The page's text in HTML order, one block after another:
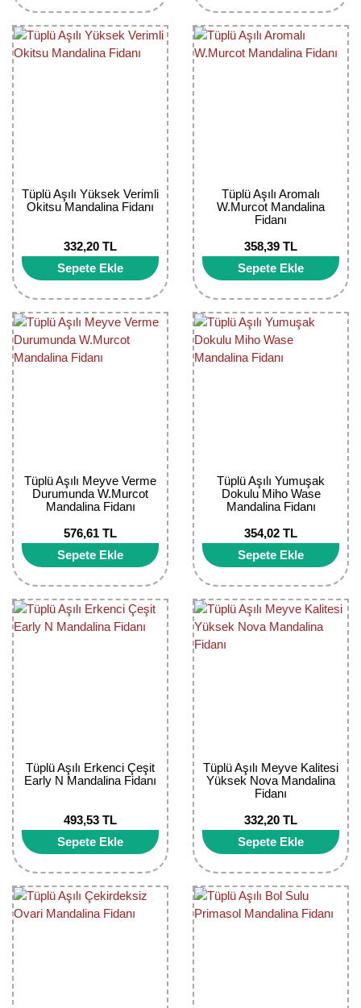
Tüplü Aşılı Yüksek Verimli
Okitsu Mandalina Fidanı
332,20 TL
Sepete Ekle
Tüplü Aşılı Aromalı
W.Murcot Mandalina
Fidanı
358,39 TL
Sepete Ekle
Tüplü Aşılı Meyve Verme
Durumunda W.Murcot
Mandalina Fidanı
576,61 TL
Sepete Ekle
Tüplü Aşılı Yumuşak
Dokulu Miho Wase
Mandalina Fidanı
354,02 TL
Sepete Ekle
Tüplü Aşılı Erkenci Çeşit
Early N Mandalina Fidanı
493,53 TL
Sepete Ekle
Tüplü Aşılı Meyve Kalitesi
Yüksek Nova Mandalina
Fidanı
332,20 TL
Sepete Ekle
Bektaşi Üzümü Fidanı
Böğürtlen Fidanı
Erik Fidanı
Fidan Anaçları ve Aşı Kalemleri
Fındık Fidanı
Frenk Üzümü Fidanı
Girebolu Fidanı
Kapari Gebre Otu Fidanı
Kayısı Fidanı
Keçiboynuzu Fidanı
Kestane Fidanı
Kuşburnu Fidanı
Liçi Fidanı
Longan Fidanı
Malta Eriği Fidanı
Mango Fidanı
Nostaljik Güller
Peyzaj Gülleri
Sarmaşık(Çardak) Gül Fidanları
Ters Lale Soğanı
Yılbaşı Gülü Çiçeği